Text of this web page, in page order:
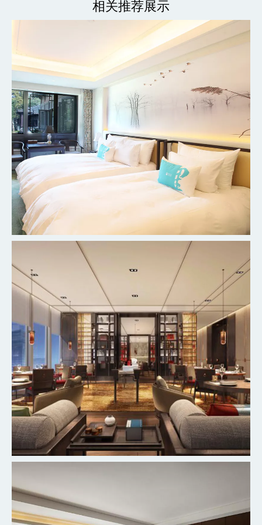
相关推荐展示
杭州柳莺里宾馆客房
探索更多
探索更多